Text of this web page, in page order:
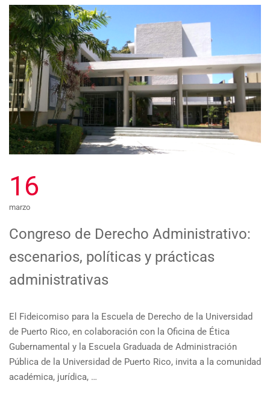
16
marzo
Congreso de Derecho Administrativo:
escenarios, políticas y prácticas
administrativas
El Fideicomiso para la Escuela de Derecho de la Universidad
de Puerto Rico, en colaboración con la Oficina de Ética
Gubernamental y la Escuela Graduada de Administración
Pública de la Universidad de Puerto Rico, invita a la comunidad
académica, jurídica, …